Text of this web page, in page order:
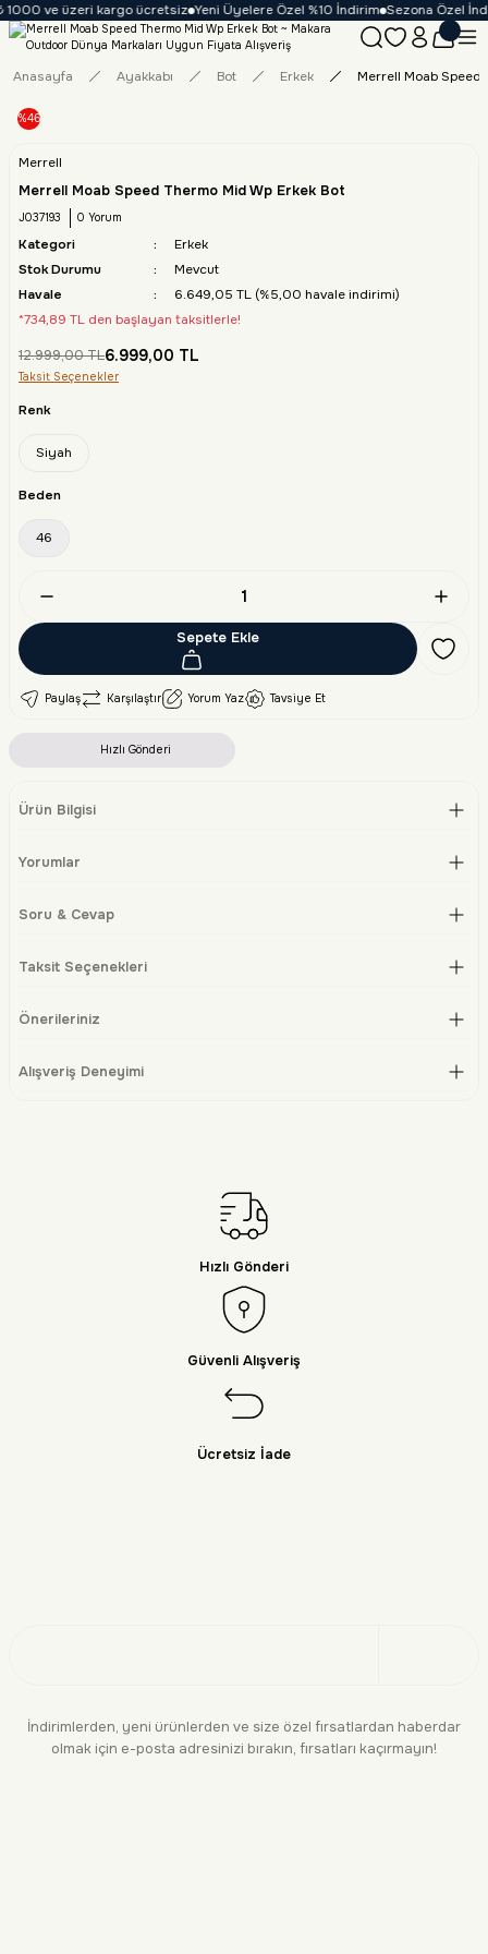
ve üzeri kargo ücretsiz Yeni Üyelere Özel %10 İndirim Sezona Özel
Anasayfa Ayakkabı Bot Erkek Merrell Moab Speed
%46
Merrell
Merrell Moab Speed Thermo Mid Wp Erkek Bot
J037193 0 Yorum
Kategori
Erkek
Stok Durumu
Mevcut
Havale
6.649,05 TL (%5,00 havale indirimi)
*734,89 TL den başlayan taksitlerle!
12.999,00 TL6.999,00 TL
Taksit Seçenekler
Renk
Siyah
Beden
46
Sepete Ekle
Paylaş Karşılaştır Yorum Yaz Tavsiye Et
Hızlı Gönderi
Ürün Bilgisi
Yorumlar
Soru & Cevap
Taksit Seçenekleri
Önerileriniz
Alışveriş Deneyimi
Hızlı Gönderi
Güvenli Alışveriş
Ücretsiz İade
İndirimlerden, yeni ürünlerden ve size özel fırsatlardan haberdar
olmak için e-posta adresinizi bırakın, fırsatları kaçırmayın!